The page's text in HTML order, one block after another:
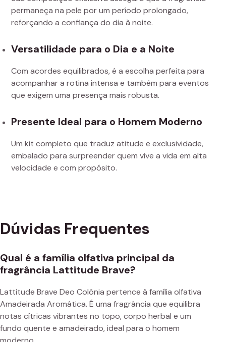
permaneça na pele por um período prolongado,
reforçando a confiança do dia à noite.
Versatilidade para o Dia e a Noite
Com acordes equilibrados, é a escolha perfeita para
acompanhar a rotina intensa e também para eventos
que exigem uma presença mais robusta.
Presente Ideal para o Homem Moderno
Um kit completo que traduz atitude e exclusividade,
embalado para surpreender quem vive a vida em alta
velocidade e com propósito.
Dúvidas Frequentes
Qual é a família olfativa principal da
fragrância Lattitude Brave?
Lattitude Brave Deo Colônia pertence à família olfativa
Amadeirada Aromática. É uma fragrância que equilibra
notas cítricas vibrantes no topo, corpo herbal e um
fundo quente e amadeirado, ideal para o homem